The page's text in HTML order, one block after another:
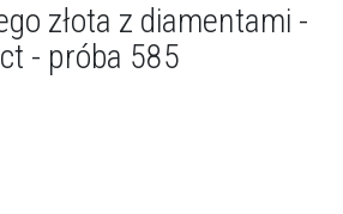
złota z diamentami -
- próba 585